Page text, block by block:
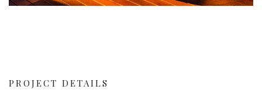
PROJECT DETAILS